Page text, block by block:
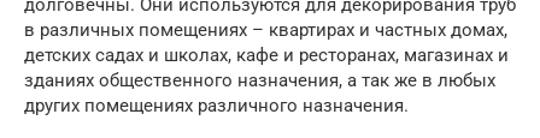
долговечны. Они используются для декорирования труб
в различных помещениях – квартирах и частных домах,
детских садах и школах, кафе и ресторанах, магазинах и
зданиях общественного назначения, а так же в любых
других помещениях различного назначения.